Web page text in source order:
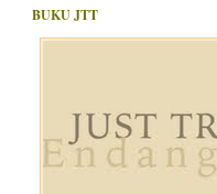
BUKU JTT